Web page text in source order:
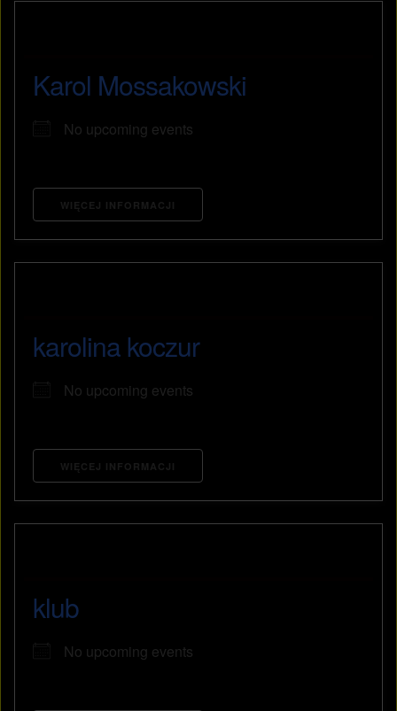
Karol Mossakowski
No upcoming events
WIĘCEJ INFORMACJI
karolina koczur
No upcoming events
WIĘCEJ INFORMACJI
klub
No upcoming events